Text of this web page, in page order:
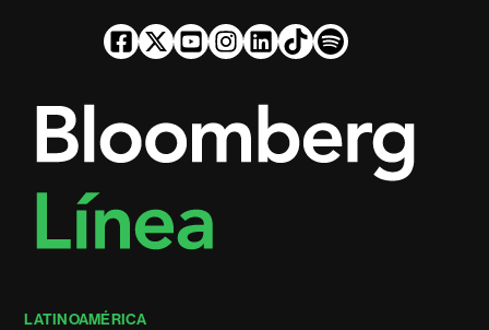
LATINOAMÉRICA